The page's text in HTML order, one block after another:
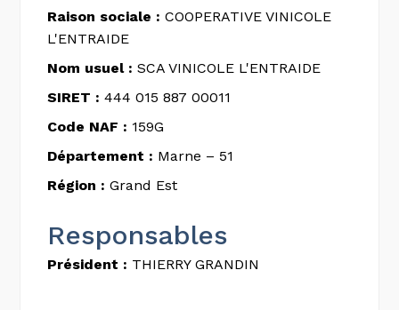
Raison sociale : COOPERATIVE VINICOLE
L'ENTRAIDE
Nom usuel : SCA VINICOLE L'ENTRAIDE
SIRET : 444 015 887 00011
Code NAF : 159G
Département : Marne – 51
Région : Grand Est
Responsables
Président : THIERRY GRANDIN